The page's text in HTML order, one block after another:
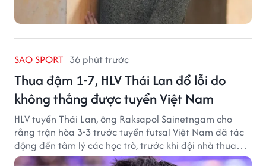
SAO SPORT 36 phút trước
Thua đậm 1-7, HLV Thái Lan đổ lỗi do
không thắng được tuyển Việt Nam
HLV tuyển Thái Lan, ông Raksapol Sainetngam cho
rằng trận hòa 3-3 trước tuyển futsal Việt Nam đã tác
động đến tâm lý các học trò, trước khi đội nhà thua
đậm Nga 1-7.